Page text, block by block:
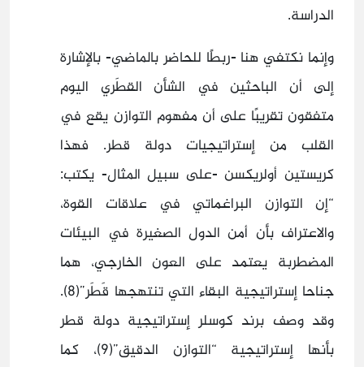
الدراسة.
وإنما نكتفي هنا -ربطًا للحاضر بالماضي- بالإشارة
إلى أن الباحثين في الشأن القطَري اليوم
متفقون تقريبًا على أن مفهوم التوازن يقع في
القلب من إستراتيجيات دولة قطر. فهذا
كريستين أولريكسن -على سبيل المثال- يكتب:
“إن التوازن البراغماتي في علاقات القوة،
والاعتراف بأن أمن الدول الصغيرة في البيئات
المضطربة يعتمد على العون الخارجي، هما
جناحا إستراتيجية البقاء التي تنتهجها قَطَر”(8).
وقد وصف برند كوسلر إستراتيجية دولة قطر
بأنها إستراتيجية “التوازن الدقيق”(9)، كما